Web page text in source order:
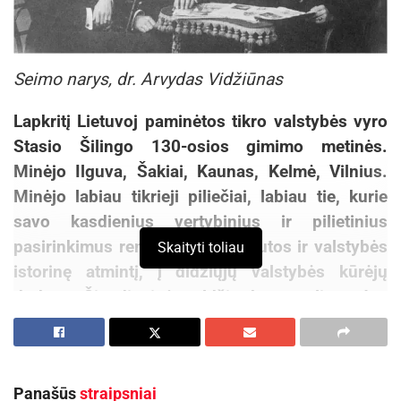
Seimo narys, dr. Arvydas Vidžiūnas
Lapkritį Lietuvoj paminėtos tikro valstybės vyro
Stasio Šilingo 130-osios gimimo metinės.
Minėjo Ilguva, Šakiai, Kaunas, Kelmė, Vilnius.
Minėjo labiau tikrieji piliečiai, labiau tie, kurie
savo kasdienius vertybinius ir pilietinius
pasirinkimus remia ir į mūsų tautos ir valstybės
istorinę atmintį, į didžiųjų valstybės kūrėjų
darbus. Šiandieninė valdžia buvo toliau. Jos
požiūris į Laisvę, labai gaila, ir šiandien dar gana
problemiškas ir primityvokai partinis…
S.Šilingas iš lėto grįžta į Lietuvos gyvenimą,
Skaityti toliau
Panašūsstraipsniai